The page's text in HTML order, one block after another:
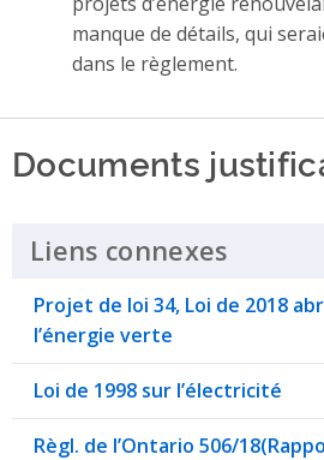
manque de détails, qui
dans le règlement.
Documents
Liens connexes Click
Projet de loi 34, Loi de 2018
l’énergie verte
Loi de 1998 sur l’électricité
Règl. de l’Ontario 506/